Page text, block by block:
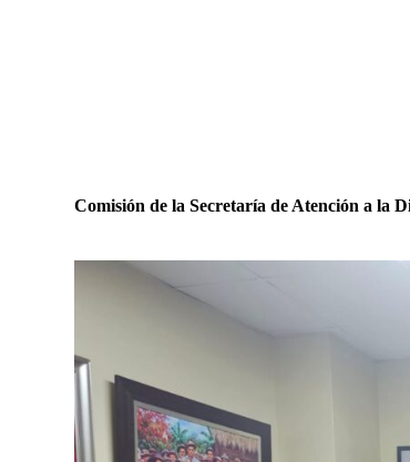
Comisión de la Secretaría de Atención a la